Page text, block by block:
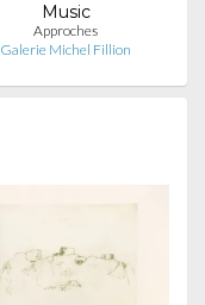
Music
Approches
Galerie Michel Fillion